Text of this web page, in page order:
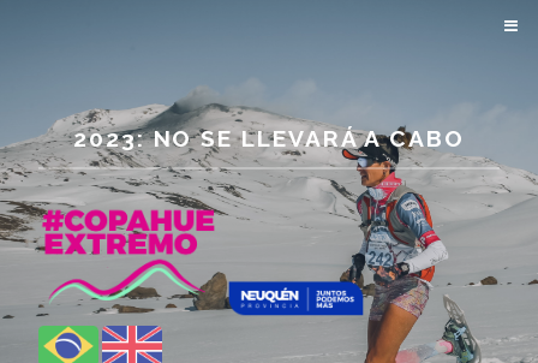
2023: NO SE LLEVARÁ A CABO